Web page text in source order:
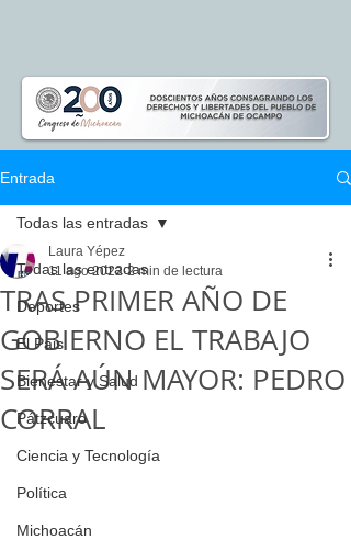
Entrada
Todas las entradas
Deportes
El Pais
Bienestar y Salud
Pátzcuaro
Ciencia y Tecnología
Política
Michoacán
Todas las entradas
TRAS PRIMER AÑO DE
GOBIERNO EL TRABAJO
SERÁ AÚN MAYOR: PEDRO
CORRAL
Laura Yépez
11 ago 2022 2 min de lectura